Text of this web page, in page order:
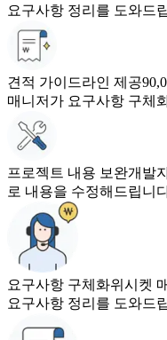
요구사항 정리를 도와드
견적 가이드라인 제공
매니저가 요구사항 구체
프로젝트 내용 보완개발
로 내용을 수정해드립니
요구사항 구체화위시켓
요구사항 정리를 도와드